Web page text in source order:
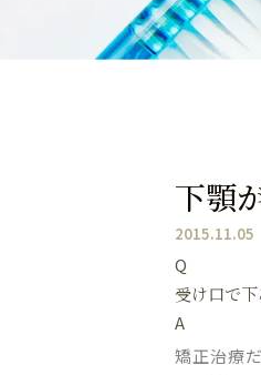
下顎
2015.11.05
Q
受け口で
A
矯正治療